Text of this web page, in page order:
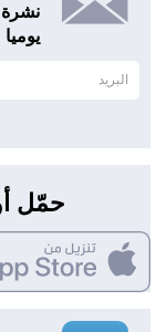
نشرة
يوميا
حمّل